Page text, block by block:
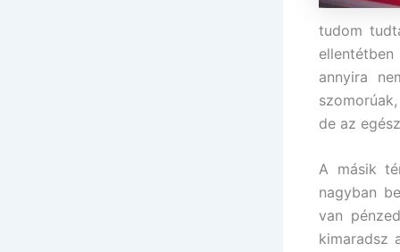
tudom
annyira
de az
A másik
nagyban
van
kimaradsz